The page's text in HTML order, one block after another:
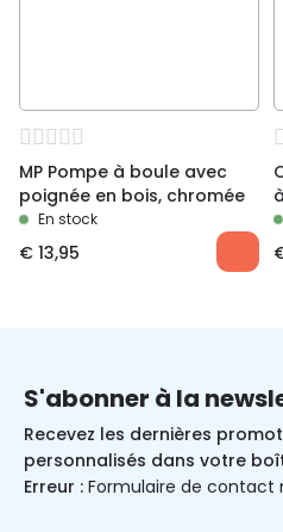
MP Pompe à boule avec
poignée en bois, chromée
En stock
€ 13,95
S'abonner à la
Recevez les dernières
personnalisés dans votre
Erreur : Formulaire de contact